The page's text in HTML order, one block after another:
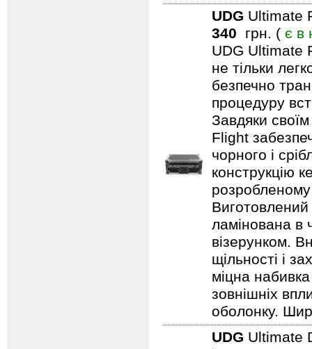
UDG Ultimate
340 грн. ( є в
UDG Ultimate
не тільки
безпечно
процедуру
Завдяки
Flight
чорного і
конструкцію
ламінована в
візерунком.
щільності і
міцна
зовнішніх
оболонку.
UDG Ultimate